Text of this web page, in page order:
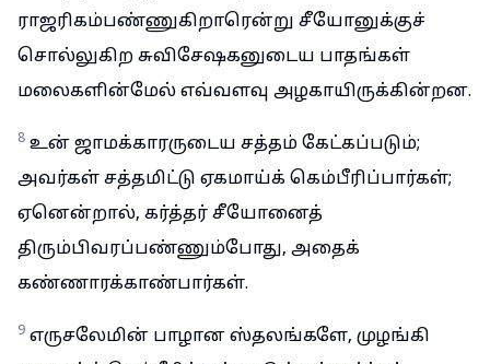
ராஜரிகம்பண்ணுகிறாரென்று சீயோனுக்குச்
சொல்லுகிற சுவிசேஷகனுடைய பாதங்கள்
மலைகளின்மேல் எவ்வளவு அழகாயிருக்கின்றன.
8 உன் ஜாமக்காரருடைய சத்தம் கேட்கப்படும்;
அவர்கள் சத்தமிட்டு ஏகமாய்க் கெம்பீரிப்பார்கள்;
ஏனென்றால், கர்த்தர் சீயோனைத்
திரும்பிவரப்பண்ணும்போது, அதைக்
கண்ணாரக்காண்பார்கள்.
9 எருசலேமின் பாழான ஸ்தலங்களே, முழங்கி